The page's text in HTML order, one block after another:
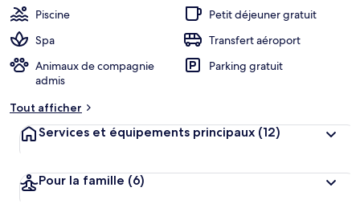
Piscine
Petit déjeuner gratuit
Spa
Transfert aéroport
Animaux de compagnie
admis
Parking gratuit
Tout afficher
Services et équipements principaux (12)
Pour la famille (6)